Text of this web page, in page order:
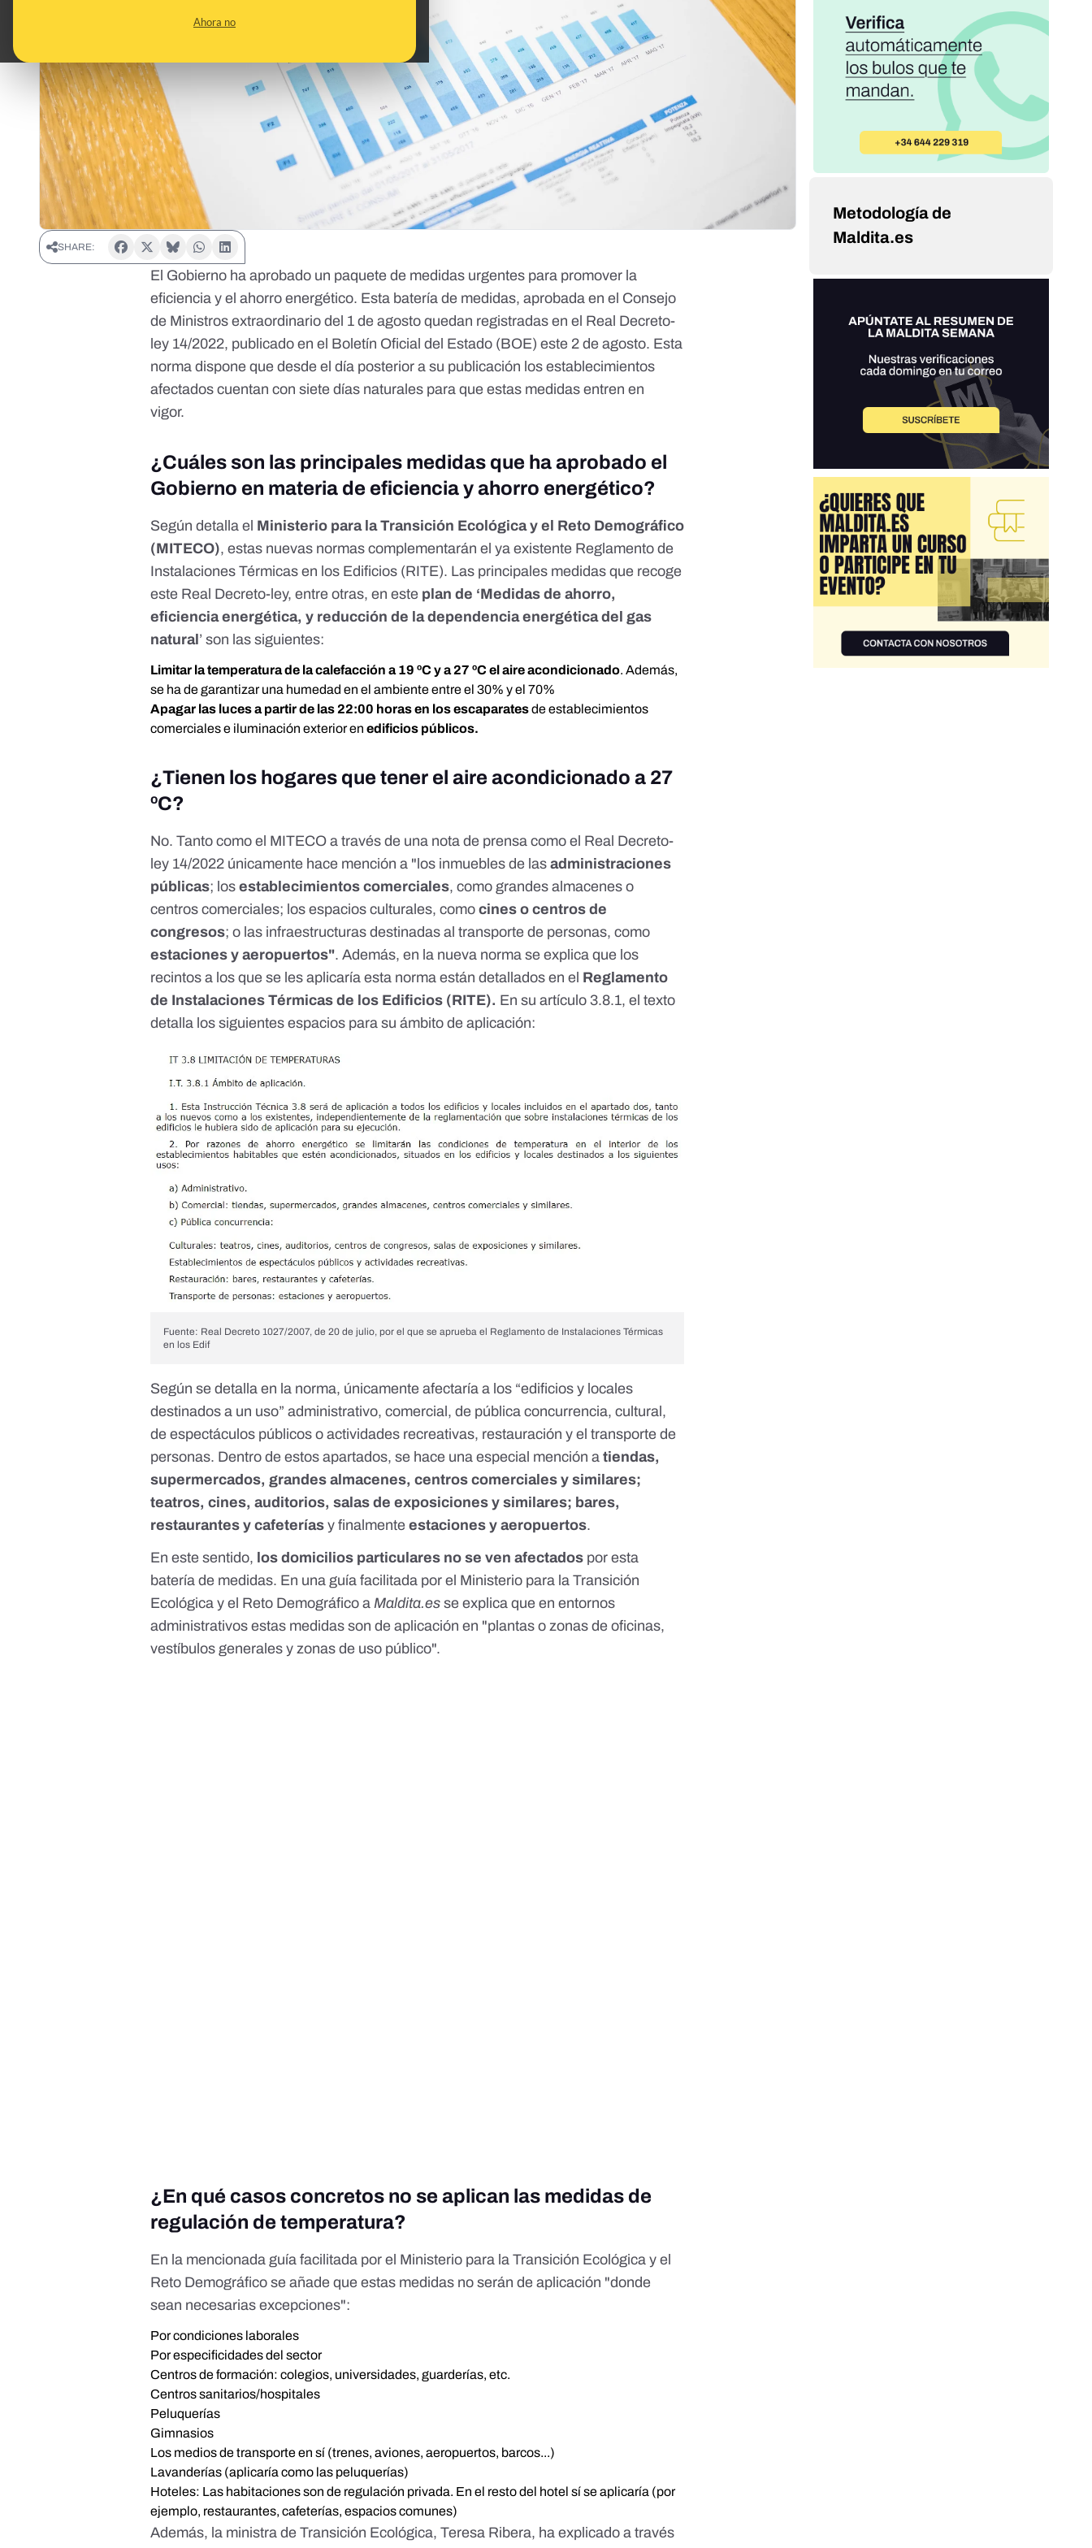
Ahora no
SHARE:
El Gobierno ha aprobado un paquete de medidas urgentes para promover la
eficiencia y el ahorro energético. Esta batería de medidas, aprobada en el Consejo
de Ministros extraordinario del 1 de agosto quedan registradas en el Real Decreto-
ley 14/2022, publicado en el Boletín Oficial del Estado (BOE) este 2 de agosto. Esta
norma dispone que desde el día posterior a su publicación los establecimientos
afectados cuentan con siete días naturales para que estas medidas entren en
vigor.
¿Cuáles son las principales medidas que ha aprobado el
Gobierno en materia de eficiencia y ahorro energético?
Según detalla el Ministerio para la Transición Ecológica y el Reto Demográfico
(MITECO),estas nuevas normas complementarán el ya existente Reglamento de
Instalaciones Térmicas en los Edificios (RITE). Las principales medidas que recoge
este Real Decreto-ley, entre otras, en este plan de ‘Medidas de ahorro,
eficiencia energética, y reducción de la dependencia energética del gas
natural ’ son las siguientes:
Limitar la temperatura de la calefacción a 19 ºC y a 27 ºC el aire acondicionado. Además,
se ha de garantizar una humedad en el ambiente entre el 30% y el 70%
Apagar las luces a partir de las 22:00 horas en los escaparatesde establecimientos
comerciales e iluminación exterior enedificios públicos.
¿Tienen los hogares que tener el aire acondicionado a 27
ºC?
No. Tanto como el MITECO a través de una nota de prensa como el Real Decreto-
ley 14/2022 únicamente hace mención a "los inmuebles de lasadministraciones
públicas; losestablecimientos comerciales, como grandes almacenes o
centros comerciales; los espacios culturales, comocines o centros de
congresos; o las infraestructuras destinadas al transporte de personas, como
estaciones y aeropuertos". Además, en la nueva norma se explica que los
recintos a los que se les aplicaría esta norma están detallados en el Reglamento
de Instalaciones Térmicas de los Edificios (RITE). En suartículo 3.8.1, el texto
detalla los siguientes espacios para su ámbito de aplicación:
Fuente: Real Decreto 1027/2007, de 20 de julio, por el que se aprueba el Reglamento de Instalaciones Térmicas
en los Edif
Según se detalla en la norma, únicamente afectaría a los “edificios y locales
destinados a un uso” administrativo, comercial, de pública concurrencia, cultural,
de espectáculos públicos o actividades recreativas, restauración y el transporte de
personas. Dentro de estos apartados, se hace una especial mención atiendas,
supermercados, grandes almacenes, centros comerciales y similares;
teatros, cines, auditorios, salas de exposiciones y similares; bares,
restaurantes y cafeterías y finalmente estaciones y aeropuertos.
En este sentido, los domicilios particulares no se ven afectados por esta
batería de medidas. En una guía facilitada por el Ministerio para la Transición
Ecológica y el Reto Demográfico aMaldita.esse explica que en entornos
administrativos estas medidas son de aplicación en "plantas o zonas de oficinas,
vestíbulos generales y zonas de uso público".
¿En qué casos concretos no se aplican las medidas de
regulación de temperatura?
En la mencionada guía facilitada por el Ministerio para la Transición Ecológica y el
Reto Demográfico se añade que estas medidas no serán de aplicación "donde
sean necesarias excepciones":
Por condiciones laborales
Por especificidades del sector
Centros de formación: colegios, universidades, guarderías, etc.
Centros sanitarios/hospitales
Peluquerías
Gimnasios
Los medios de transporte en sí (trenes, aviones, aeropuertos, barcos...)
Lavanderías (aplicaría como las peluquerías)
Hoteles: Las habitaciones son de regulación privada. En el resto del hotel sí se aplicaría (por
ejemplo, restaurantes, cafeterías, espacios comunes)
Además, la ministra de Transición Ecológica, Teresa Ribera, ha explicado a través
Metodología de
Maldita.es